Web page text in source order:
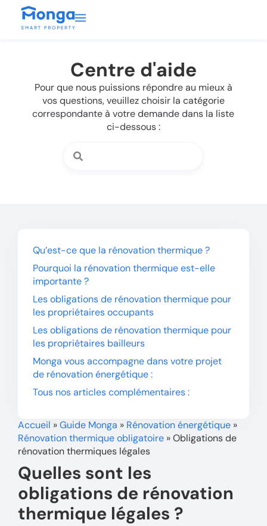
Centre d'aide
Pour que nous puissions répondre au mieux à
vos questions, veuillez choisir la catégorie
correspondante à votre demande dans la liste
ci-dessous :
Accueil »Guide Monga » Rénovation énergétique »
Rénovation thermique obligatoire »Obligations de
rénovation thermiques légales
Quelles sont les
obligations de rénovation
thermique légales ?
Qu’est-ce que la rénovation thermique ?
Pourquoi la rénovation thermique est-elle
importante ?
Les obligations de rénovation thermique pour
les propriétaires occupants
Les obligations de rénovation thermique pour
les propriétaires bailleurs
Monga vous accompagne dans votre projet
de rénovation énergétique :
Tous nos articles complémentaires :